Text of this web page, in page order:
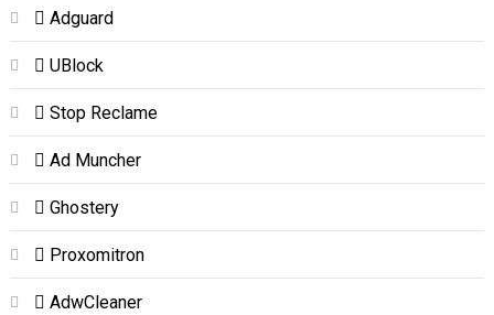
Adguard
UBlock
Stop Reclame
Ad Muncher
Ghostery
Proxomitron
AdwCleaner